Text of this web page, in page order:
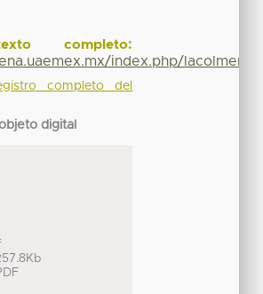
completo:
index.php/
completo del
digital